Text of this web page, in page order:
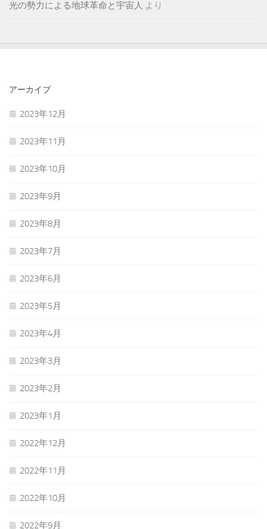
光の勢力による地球革命と宇宙人 より
アーカイブ
2023年12月
2023年11月
2023年10月
2023年9月
2023年8月
2023年7月
2023年6月
2023年5月
2023年4月
2023年3月
2023年2月
2023年1月
2022年12月
2022年11月
2022年10月
2022年9月